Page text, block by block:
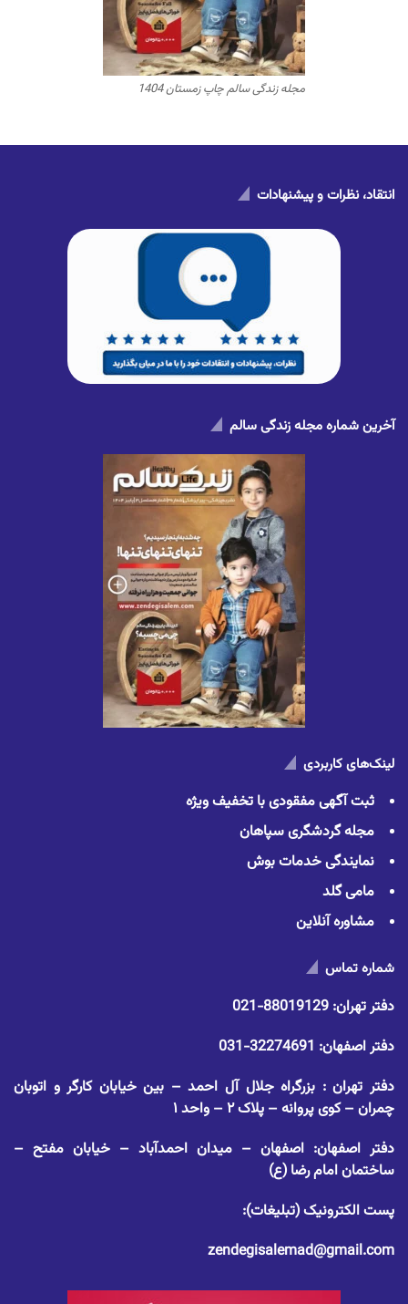
مجله زندگی سالم چاپ زمستان 1404
انتقاد، نظرات و پیشنهادات
آخرین شماره مجله زندگی سالم
لینک‌های کاربردی
ثبت آگهی مفقودی با تخفیف ویژه
مجله گردشگری سپاهان
نمایندگی خدمات بوش
مامی گلد
مشاوره آنلاین
شماره تماس
دفتر تهران: 88019129-021
دفتر اصفهان: 32274691-031
دفتر تهران : بزرگراه جلال آل احمد – بین خیابان کارگر و اتوبان
چمران – کوی پروانه – پلاک ۲ – واحد ۱
دفتر اصفهان: اصفهان – میدان احمدآباد – خیابان مفتح –
ساختمان امام رضا (ع)
پست الکترونیک (تبلیغات):
zendegisalemad@gmail.com